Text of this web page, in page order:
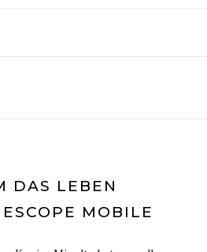
DAS LEBEN
MOBILE